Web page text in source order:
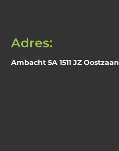
Adres:
Ambacht 5A 1511 JZ Oostzaan